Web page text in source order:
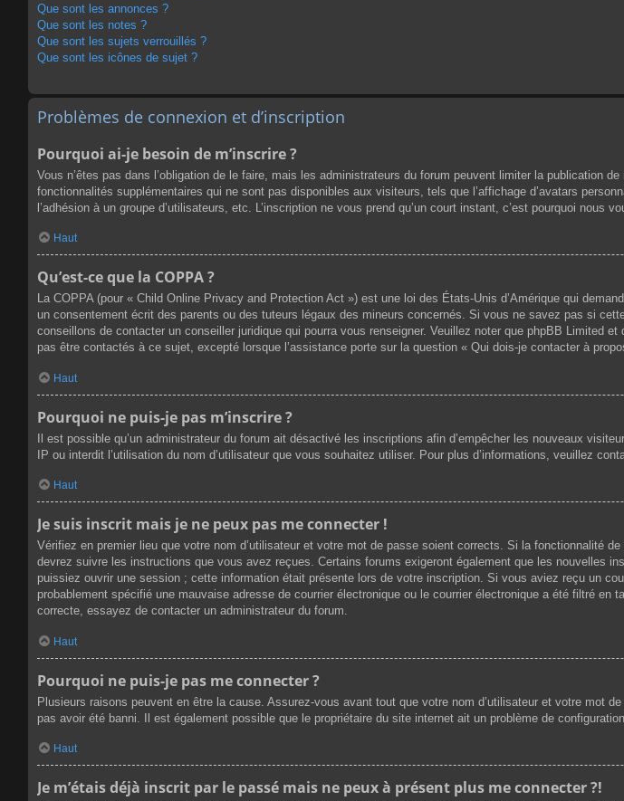
Que sont les annonces ?
Que sont les notes ?
Que sont les sujets verrouillés ?
Que sont les icônes de sujet ?
Problèmes de connexion et d’inscription
Pourquoi ai-je besoin de m’inscrire ?
Vous n’êtes pas dans l’obligation de le faire, mais les administrateurs du forum peuvent limiter la
fonctionnalités supplémentaires qui ne sont pas disponibles aux visiteurs, tels que l’affichage d’avatars
l’adhésion à un groupe d’utilisateurs, etc. L’inscription ne vous prend qu’un court instant, c’est pourquoi nous
Haut
Qu’est-ce que la COPPA ?
La COPPA (pour « Child Online Privacy and Protection Act ») est une loi des États-Unis d’Amérique qui
un consentement écrit des parents ou des tuteurs légaux des mineurs concernés. Si vous ne savez pas si
conseillons de contacter un conseiller juridique qui pourra vous renseigner. Veuillez noter que phpBB Limited
pas être contactés à ce sujet, excepté lorsque l’assistance porte sur la question « Qui dois-je contacter à
Haut
Pourquoi ne puis-je pas m’inscrire ?
Il est possible qu’un administrateur du forum ait désactivé les inscriptions afin d’empêcher les nouveaux
IP ou interdit l’utilisation du nom d’utilisateur que vous souhaitez utiliser. Pour plus d’informations, veuillez
Haut
Je suis inscrit mais je ne peux pas me connecter !
Vérifiez en premier lieu que votre nom d’utilisateur et votre mot de passe soient corrects. Si la fonctionnalité
devrez suivre les instructions que vous avez reçues. Certains forums exigeront également que les nouvelles
puissiez ouvrir une session ; cette information était présente lors de votre inscription. Si vous aviez reçu un
probablement spécifié une mauvaise adresse de courrier électronique ou le courrier électronique a été filtré
correcte, essayez de contacter un administrateur du forum.
Haut
Pourquoi ne puis-je pas me connecter ?
Plusieurs raisons peuvent en être la cause. Assurez-vous avant tout que votre nom d’utilisateur et votre
pas avoir été banni. Il est également possible que le propriétaire du site internet ait un problème de
Haut
Je m’étais déjà inscrit par le passé mais ne peux à présent plus me connecter ?!